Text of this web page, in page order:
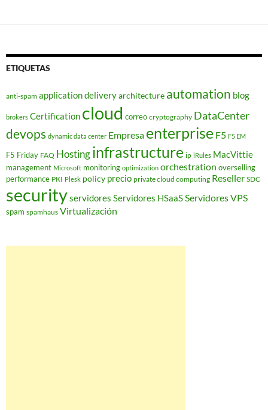
ETIQUETAS
anti-spam application deliveryarchitecture automation blog
brokers Certification cloud correo cryptography DataCenter
devops dynamic data center Empresa enterprise F5 F5 EM
F5 Friday FAQ Hostinginfrastructure ip iRules MacVittie
management Microsoft monitoring optimization orchestration overselling
performance PKI Plesk policy precio private cloud computing Reseller SDC
securityservidores Servidores HSaaSServidores VPS
spam spamhaus Virtualización